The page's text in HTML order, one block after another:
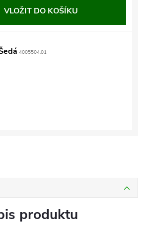
VLOŽIT DO KOŠÍKU
4005504.01
produktu